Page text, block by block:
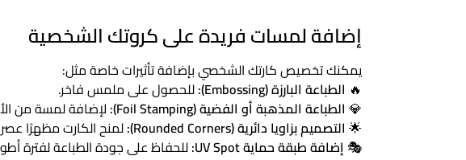
إضافة لمسات فريدة على كروتك الشخصية
يمكنك تخصيص كارتك الشخصي بإضافة تأثيرات خاصة مثل:
🔥 الطباعة البارزة (Embossing):
للحصول على ملمس فاخر.
💎 الطباعة المذهبة أو الفضية (Foil Stamping):
لإضافة لمسة من
🌟 التصميم بزاويا دائرية (Rounded Corners):
لمنح الكارت مظهرًا
🎭 إضافة طبقة حماية UV Spot: للحفاظ على جودة الطباعة لفترة